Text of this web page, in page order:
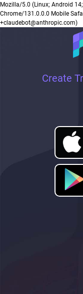
Create
Mozilla/5.0 (Linux; Android
Chrome/131.0.0.0 Mobile
+claudebot@anthropic.com)